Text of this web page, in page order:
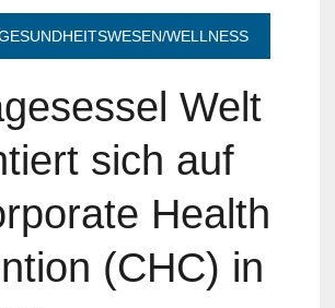
WELLNESS
Welt
sich auf
Health
(CHC) in